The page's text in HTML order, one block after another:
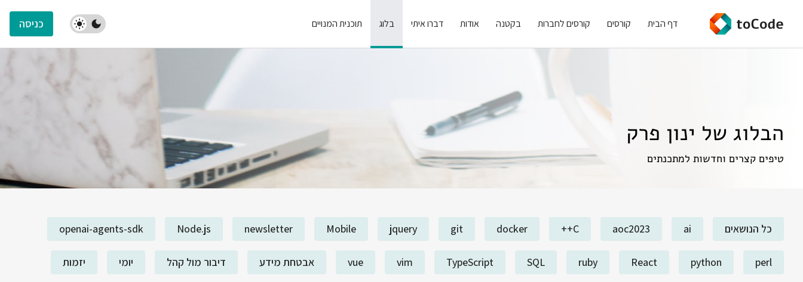
דף הבית קורסים קורסים לחברות בקטנה אודות דברו איתי בלוג תוכנית המנויים כניסה
הבלוג של ינון פרק
טיפים קצרים וחדשות למתכנתים
כל הנושאים ai
aoc2023
C++
docker
git
jquery
Mobile
newsletter
Node.js
openai-agents-sdk
perl
python
React
ruby
SQL
TypeScript
vim
vue אבטחת מידע דיבור מול קהל יומי יזמות